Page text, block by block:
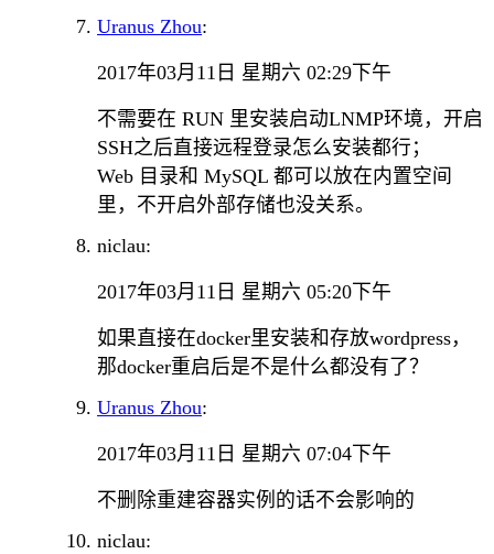
Uranus Zhou:
2017年03月11日 星期六 02:29下午
不需要在 RUN 里安装启动LNMP环境，开启
SSH之后直接远程登录怎么安装都行；
Web 目录和 MySQL 都可以放在内置空间
里，不开启外部存储也没关系。
niclau:
2017年03月11日 星期六 05:20下午
如果直接在docker里安装和存放wordpress，
那docker重启后是不是什么都没有了？
Uranus Zhou:
2017年03月11日 星期六 07:04下午
不删除重建容器实例的话不会影响的
niclau: